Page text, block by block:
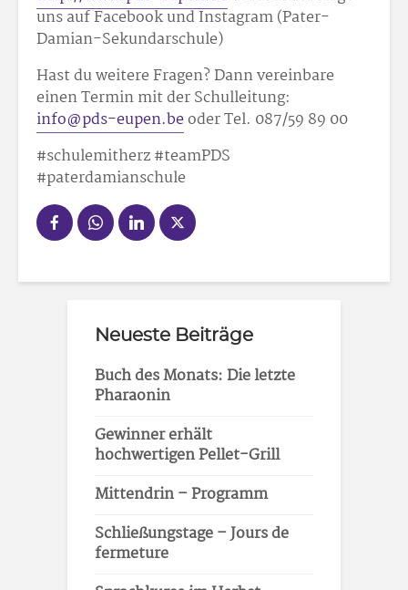
uns auf Facebook und Instagram (Pater-
Damian-Sekundarschule)
Hast du weitere Fragen? Dann vereinbare
einen Termin mit der Schulleitung:
info@pds-eupen.beoder Tel. 087/59 89 00
#schulemitherz #teamPDS
#paterdamianschule
Neueste Beiträge
Buch des Monats: Die letzte
Pharaonin
Gewinner erhält
hochwertigen Pellet-Grill
Mittendrin – Programm
Schließungstage – Jours de
fermeture